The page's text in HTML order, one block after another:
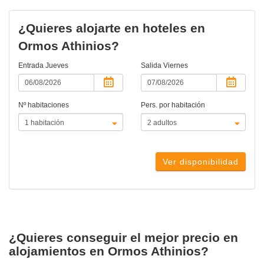
¿Quieres alojarte en hoteles en
Ormos Athinios?
Entrada Jueves Salida Viernes
Nº habitaciones Pers. por habitación
Ver disponibilidad
¿Quieres conseguir el mejor precio en
alojamientos en Ormos Athinios?